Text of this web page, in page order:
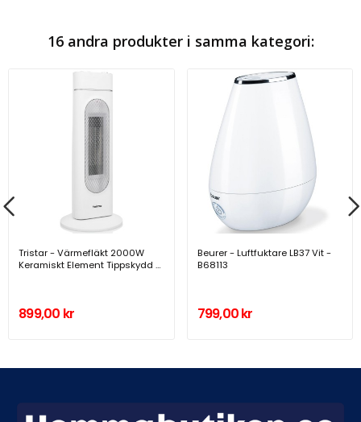
16 andra produkter i samma kategori:
Tristar - Värmefläkt 2000W
Keramiskt Element Tippskydd -
899,00 kr
Beurer - Luftfuktare LB37 Vit -
B68113
799,00 kr